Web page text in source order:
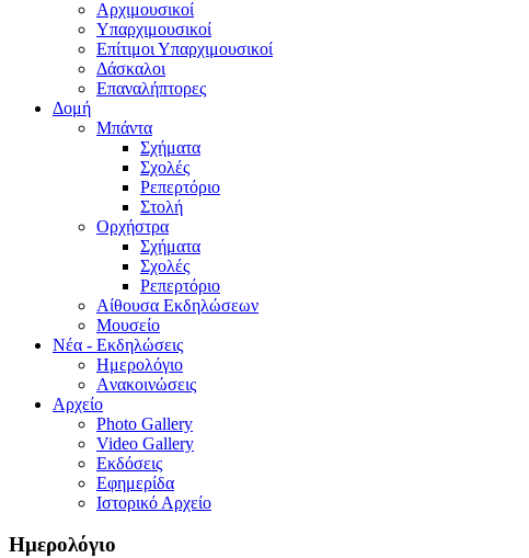
Aρχιμουσικοί
Υπαρχιμουσικοί
Επίτιμοι Υπαρχιμουσικοί
Δάσκαλοι
Επαναλήπτορες
Δομή
Μπάντα
Σχήματα
Σχολές
Ρεπερτόριο
Στολή
Ορχήστρα
Σχήματα
Σχολές
Ρεπερτόριο
Aίθουσα Εκδηλώσεων
Μουσείο
Νέα - Εκδηλώσεις
Ημερολόγιο
Aνακοινώσεις
Αρχείο
Photo Gallery
Video Gallery
Εκδόσεις
Εφημερίδα
Ιστορικό Αρχείο
Ημερολόγιο